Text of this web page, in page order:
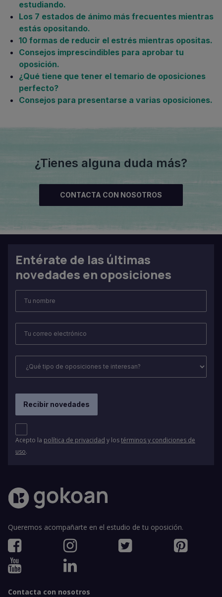
estudiando.
Los 7 estados de ánimo más frecuentes mientras
estás opositando.
10 formas de reducir el estrés mientras opositas.
Consejos imprescindibles para aprobar tu
oposición.
¿Qué tiene que tener el temario de oposiciones
perfecto?
Consejos para presentarse a varias oposiciones.
¿Tienes alguna duda más?
CONTACTA CON NOSOTROS
Entérate de las últimas
novedades en oposiciones
Acepto la política de privacidad y lostérminos y condiciones de
uso.
Queremos acompañarte en el estudio de tu oposición.
Contacta con nosotros